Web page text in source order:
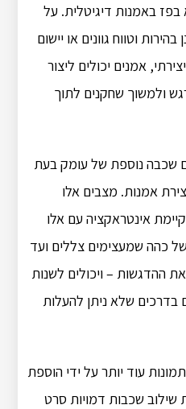
באמנות דיגיטלית. על
וטווח גוונים או יישום
אמנים יכולים ליצור
רגש ולמשוך שחקנים לתוך
שכבה נוספת של עומק בעת
אמנות. מצבים אלו
אינטראקציה עם אלו
כהה שמעצימים צללים ועד
ההדגשות – ויכולים לשנות
בדרכים שלא ניתן להעלות
עוד יותר על ידי הוספת
שילוב שכבות דמויות סרט